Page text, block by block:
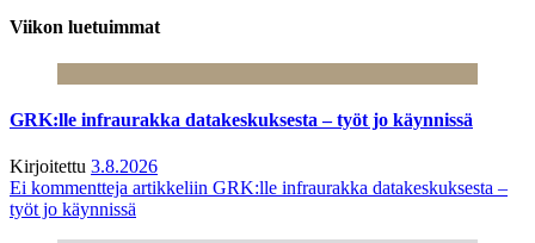
Viikon luetuimmat
GRK:lle infraurakka datakeskuksesta – työt jo käynnissä
Kirjoitettu 3.8.2026
Ei kommentteja artikkeliin GRK:lle infraurakka datakeskuksesta –
työt jo käynnissä